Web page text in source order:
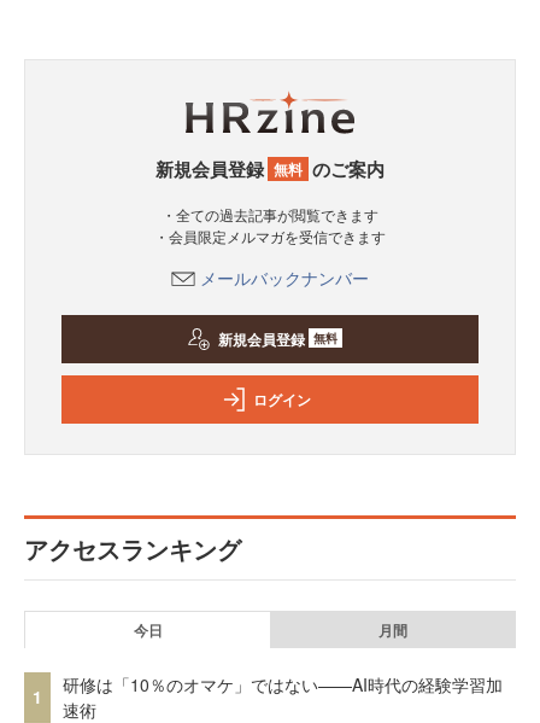
新規会員登録 無料 のご案内
・全ての過去記事が閲覧できます
・会員限定メルマガを受信できます
メールバックナンバー
新規会員登録 無料
ログイン
アクセスランキング
今日 月間
1
研修は「10％のオマケ」ではない——AI時代の経験学習加
速術